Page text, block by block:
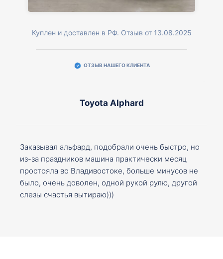
Куплен и доставлен в РФ. Отзыв от 13.08.2025
ОТЗЫВ НАШЕГО КЛИЕНТА
Toyota Alphard
Заказывал альфард, подобрали очень быстро, но
из-за праздников машина практически месяц
простояла во Владивостоке, больше минусов не
было, очень доволен, одной рукой рулю, другой
слезы счастья вытираю)))